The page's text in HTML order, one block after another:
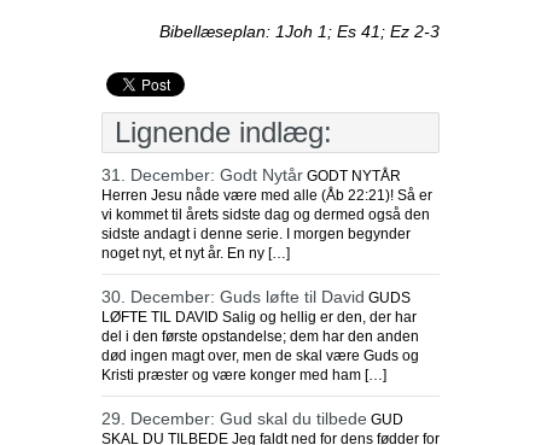
Bibellæseplan: 1Joh 1; Es 41; Ez 2-3
Lignende indlæg:
31. December: Godt Nytår GODT NYTÅR
Herren Jesu nåde være med alle (Åb 22:21)! Så er
vi kommet til årets sidste dag og dermed også den
sidste andagt i denne serie. I morgen begynder
noget nyt, et nyt år. En ny […]
30. December: Guds løfte til David GUDS
LØFTE TIL DAVID Salig og hellig er den, der har
del i den første opstandelse; dem har den anden
død ingen magt over, men de skal være Guds og
Kristi præster og være konger med ham […]
29. December: Gud skal du tilbede GUD
SKAL DU TILBEDE Jeg faldt ned for dens fødder for